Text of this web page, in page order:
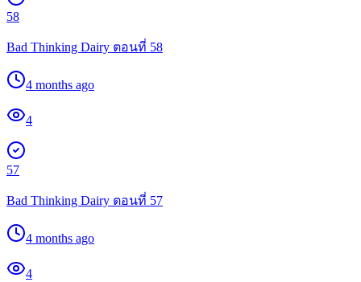
58
Bad Thinking Dairy ตอนที่ 58
4 months ago
4
57
Bad Thinking Dairy ตอนที่ 57
4 months ago
4